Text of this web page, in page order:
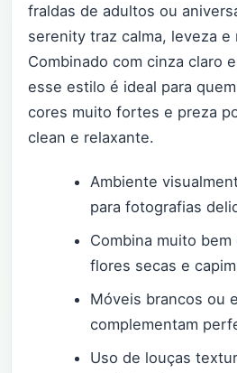
fraldas de adultos ou
serenity traz calma, leveza e
Combinado com cinza claro
esse estilo é ideal para
cores muito fortes e preza
clean e relaxante.
Ambiente
para fotografias
Combina muito
flores secas e
Móveis brancos ou
complementam
Uso de louças